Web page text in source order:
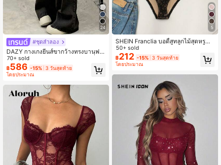
24
#ชุดลำลอง
DAZY กางเกงยีนส์ขากว้างทรงบานฟอ
กสี,กางเกงยีนส์ทรงหลวม Y2k เอวต่ำ ก
างเกงยีนส์โรงเรียน
70+ sold
฿586 -15% 3 วันสุดท้าย
โดยประมาณ
5
SHEIN Franclia บอดี้สูทลูกไม้สุดหรูสำ
หรับผู้หญิง, สำหรับออกเดทและวันหยุด,
ฤดูร้อน
50+ sold
฿212 -15% 3 วันสุดท้าย
โดยประมาณ